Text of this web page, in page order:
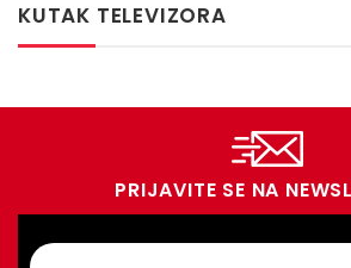
KUTAK TELEVIZORA
PRIJAVITE SE NA